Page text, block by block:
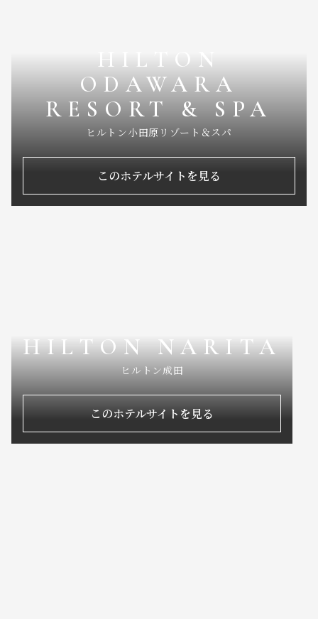
HILTON
ODAWARA
RESORT & SPA
ヒルトン小田原リゾート＆スパ
このホテルサイトを見る
HILTON NARITA
ヒルトン成田
このホテルサイトを見る